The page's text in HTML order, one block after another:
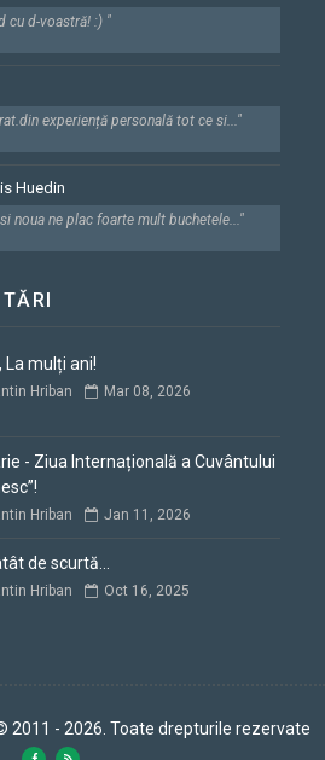
cu d-voastră! :) "
experiență personală tot ce si..."
Huedin
noua ne plac foarte mult buchetele..."
La mulți ani!
Hriban Mar 08, 2026
- Ziua Internațională a Cuvântului
Hriban Jan 11, 2026
de scurtă...
Hriban Oct 16, 2025
2011 - 2026. Toate drepturile rezervate